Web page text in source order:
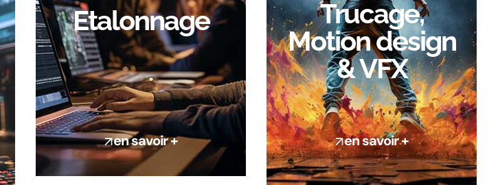
Etalonnage
en savoir +
Trucage,
Motion design
& VFX
en savoir +